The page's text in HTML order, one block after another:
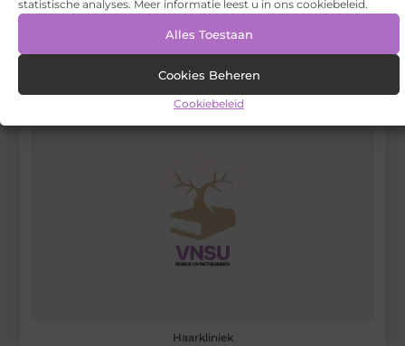
statistische analyses. Meer informatie leest u in ons cookiebeleid.
Alles Toestaan
Cookies Beheren
Cookiebeleid
Haarkliniek
Registreer hier